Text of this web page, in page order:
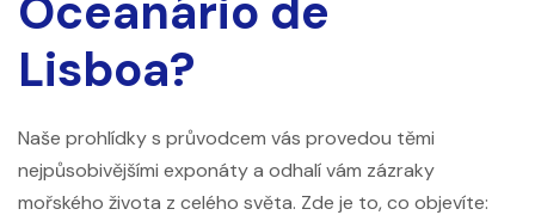
Lisboa?
Naše prohlídky s průvodcem vás provedou těmi
nejpůsobivějšími exponáty a odhalí vám zázraky
mořského života z celého světa. Zde je to, co objevíte: